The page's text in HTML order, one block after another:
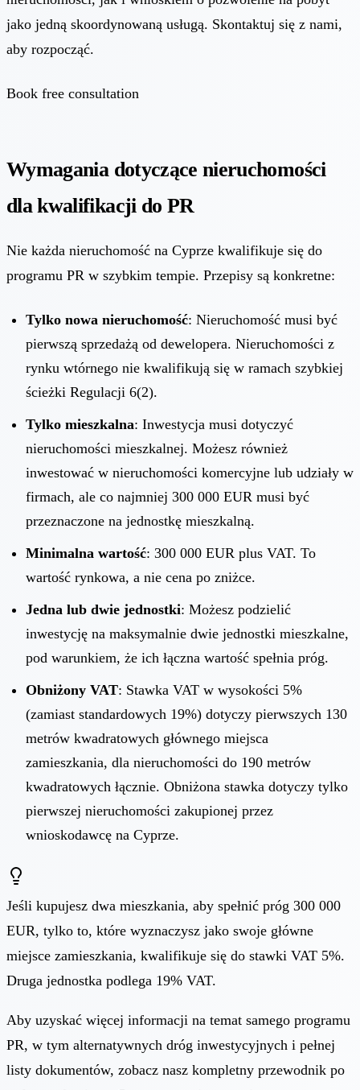
jako jedną skoordynowaną usługą. Skontaktuj się z nami,
aby rozpocząć.
Book free consultation
Wymagania dotyczące nieruchomości
dla kwalifikacji do PR
Nie każda nieruchomość na Cyprze kwalifikuje się do
programu PR w szybkim tempie. Przepisy są konkretne:
Tylko nowa nieruchomość: Nieruchomość musi być
pierwszą sprzedażą od dewelopera. Nieruchomości z
rynku wtórnego nie kwalifikują się w ramach szybkiej
ścieżki Regulacji 6(2).
Tylko mieszkalna: Inwestycja musi dotyczyć
nieruchomości mieszkalnej. Możesz również
inwestować w nieruchomości komercyjne lub udziały w
firmach, ale co najmniej 300 000 EUR musi być
przeznaczone na jednostkę mieszkalną.
Minimalna wartość: 300 000 EUR plus VAT. To
wartość rynkowa, a nie cena po zniżce.
Jedna lub dwie jednostki: Możesz podzielić
inwestycję na maksymalnie dwie jednostki mieszkalne,
pod warunkiem, że ich łączna wartość spełnia próg.
Obniżony VAT: Stawka VAT w wysokości 5%
(zamiast standardowych 19%) dotyczy pierwszych 130
metrów kwadratowych głównego miejsca
zamieszkania, dla nieruchomości do 190 metrów
kwadratowych łącznie. Obniżona stawka dotyczy tylko
pierwszej nieruchomości zakupionej przez
wnioskodawcę na Cyprze.
Jeśli kupujesz dwa mieszkania, aby spełnić próg 300 000
EUR, tylko to, które wyznaczysz jako swoje główne
miejsce zamieszkania, kwalifikuje się do stawki VAT 5%.
Druga jednostka podlega 19% VAT.
Aby uzyskać więcej informacji na temat samego programu
PR, w tym alternatywnych dróg inwestycyjnych i pełnej
listy dokumentów, zobacz nasz kompletny przewodnik po